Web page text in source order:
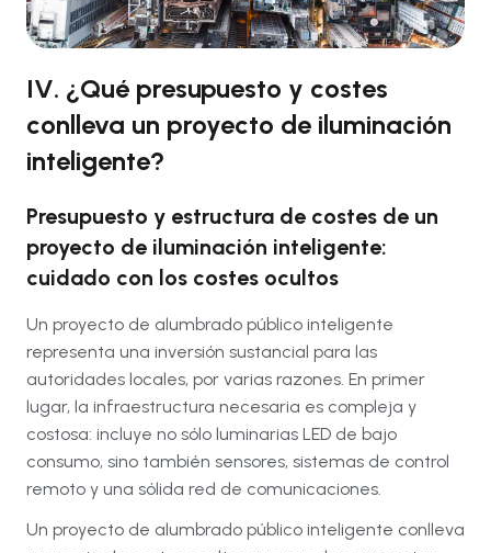
IV. ¿Qué presupuesto y costes
conlleva un proyecto de iluminación
inteligente?
Presupuesto y estructura de costes de un
proyecto de iluminación inteligente:
cuidado con los costes ocultos
Un proyecto de alumbrado público inteligente
representa una inversión sustancial para las
autoridades locales, por varias razones. En primer
lugar, la infraestructura necesaria es compleja y
costosa: incluye no sólo luminarias LED de bajo
consumo, sino también sensores, sistemas de control
remoto y una sólida red de comunicaciones.
Un proyecto de alumbrado público inteligente conlleva